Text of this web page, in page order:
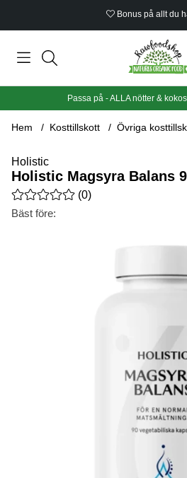
Bonus på allt du
Passa på - ALLA nötter &
Hem Kosttillskott Övriga
Holistic
Holistic Magsyra Balans
Medelbetyg 0 av 5 Antal betyg 0
(0)
Bäst före: